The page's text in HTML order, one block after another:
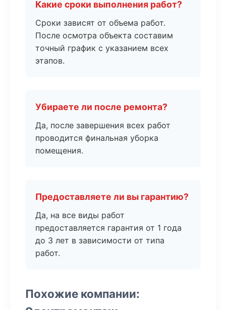
Какие сроки выполнения работ?
Сроки зависят от объема работ.
После осмотра объекта составим
точный график с указанием всех
этапов.
Убираете ли после ремонта?
Да, после завершения всех работ
проводится финальная уборка
помещения.
Предоставляете ли вы гарантию?
Да, на все виды работ
предоставляется гарантия от 1 года
до 3 лет в зависимости от типа
работ.
Похожие компании: